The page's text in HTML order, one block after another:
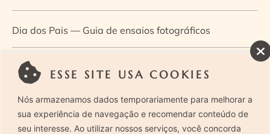
ESSE SITE USA COOKIES
Nós armazenamos dados temporariamente para melhorar a
sua experiência de navegação e recomendar conteúdo de
seu interesse. Ao utilizar nossos serviços, você concorda
Dia dos Pais — Guia de ensaios fotográficos
Dia Mundial da Infância: como a fotografia ajuda a
construir a memória e a identidade da criança
Diário de uma grávida e sua pequena